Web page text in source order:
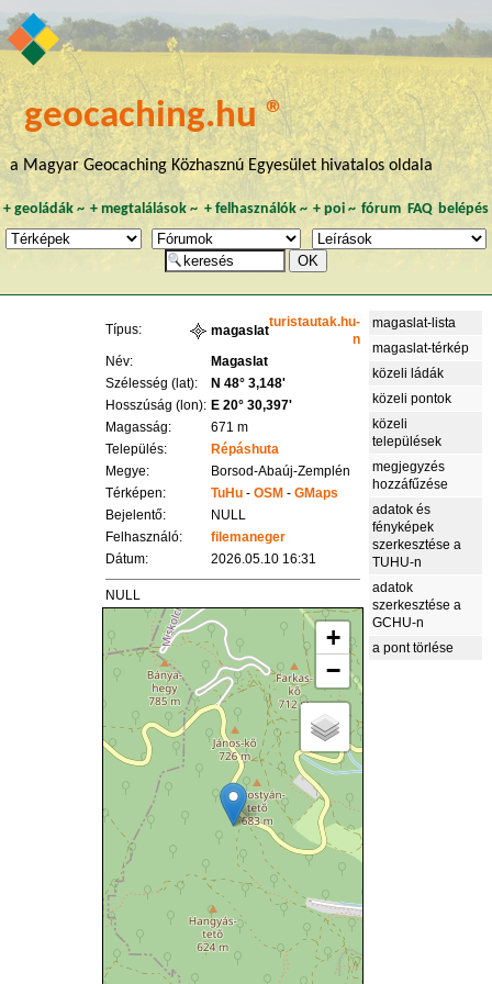
geocaching.hu ®
a Magyar Geocaching Közhasznú Egyesület hivatalos oldala
+ geoládák~ +megtalálások ~ +felhasználók~ + poi~ fórum FAQ belépés
Típus: magaslat
turistautak.hu-
n
Név:
Magaslat
Szélesség (lat):
N 48° 3,148'
Hosszúság (lon): E 20° 30,397'
Magasság:
671 m
Település:
Répáshuta
Megye:
Borsod-Abaúj-Zemplén
Térképen:
TuHu -OSM -GMaps
Bejelentő:
NULL
Felhasználó:
filemaneger
Dátum:
2026.05.10 16:31
NULL
+
−
magaslat-lista
magaslat-térkép
közeli ládák
közeli pontok
közeli
települések
megjegyzés
hozzáfűzése
adatok és
fényképek
szerkesztése a
TUHU-n
adatok
szerkesztése a
GCHU-n
a pont törlése